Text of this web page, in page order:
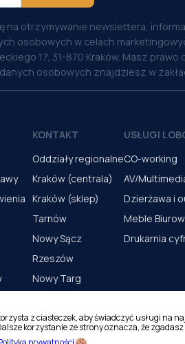
otrzymywanie newslettera,
osobowych w celach
17, 31-870 Kraków. Masz
osobowych znajdziesz w
KONTAKT
Oddziały regionalne
Kraków (centrala)
Kraków (sklep)
Tarnów
Nowy Sącz
Rzeszów
Nowy Targ
Katowice
Magazyn Kraków
USŁUGI
CO-working
AV/
Dzierżawa i
Meble
Drukarnia
z ciasteczek, aby świadczyć usługi na
korzystanie ze strony oznacza, że